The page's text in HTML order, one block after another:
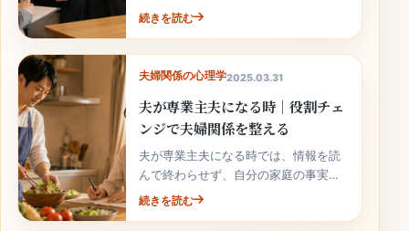
の事実と次の行動へ落とし込むことが
続きを読む
夫婦関係の心理学2025.03.31
夫が専業主夫になる時｜役割チェ
ンジで夫婦関係を整える
夫が専業主夫になる時では、情報を読
んで終わらせず、自分の家庭の事実と
次の行動へ落とし込むことが大切で
続きを読む